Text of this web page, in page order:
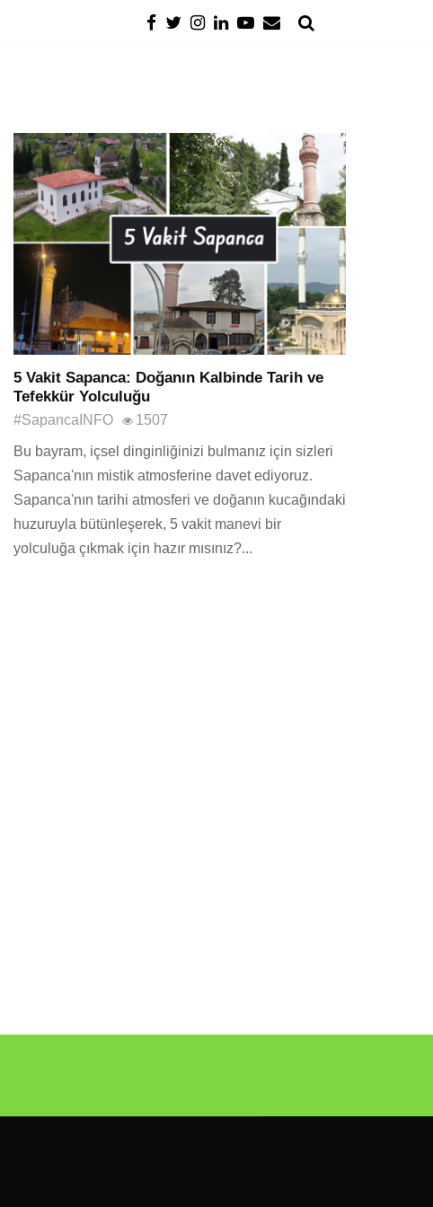
5 Vakit Sapanca: Doğanın Kalbinde Tarih ve
Tefekkür Yolculuğu
#SapancaINFO 1507
Bu bayram, içsel dinginliğinizi bulmanız için sizleri
Sapanca'nın mistik atmosferine davet ediyoruz.
Sapanca'nın tarihi atmosferi ve doğanın kucağındaki
huzuruyla bütünleşerek, 5 vakit manevi bir
yolculuğa çıkmak için hazır mısınız?...